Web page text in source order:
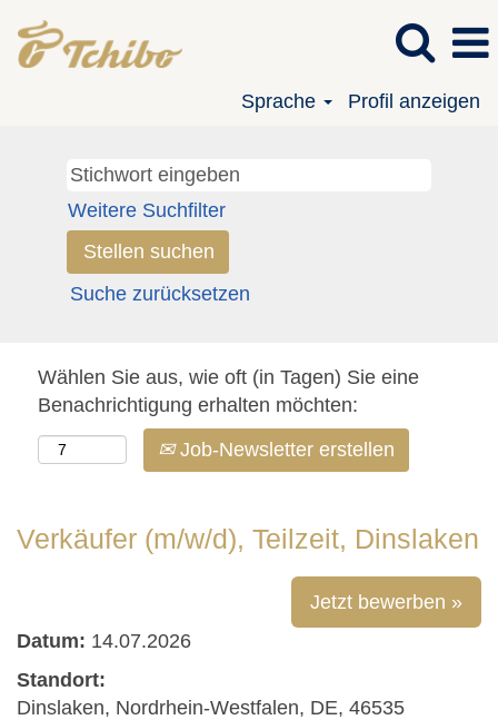
Sprache Profil anzeigen
Weitere Suchfilter
Suche zurücksetzen
Wählen Sie aus, wie oft (in Tagen) Sie eine
Benachrichtigung erhalten möchten:
Job-Newsletter erstellen
Verkäufer (m/w/d), Teilzeit, Dinslaken
Jetzt bewerben »
Datum: 14.07.2026
Standort:
Dinslaken, Nordrhein-Westfalen, DE, 46535